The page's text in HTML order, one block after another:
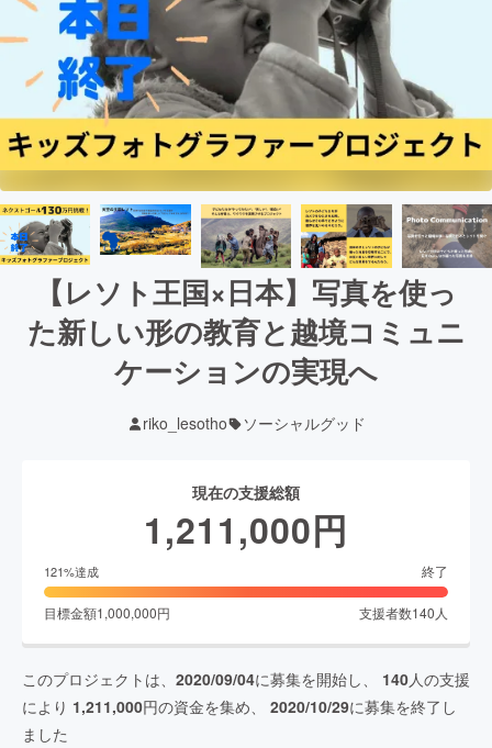
【レソト王国×日本】写真を使っ
た新しい形の教育と越境コミュニ
ケーションの実現へ
riko_lesotho ソーシャルグッド
現在の支援総額
1,211,000円
121%達成 終了
目標金額1,000,000円 支援者数140人
このプロジェクトは、 2020/09/04に募集を開始し、 140人の支援
により 1,211,000円の資金を集め、 2020/10/29に募集を終了し
ました